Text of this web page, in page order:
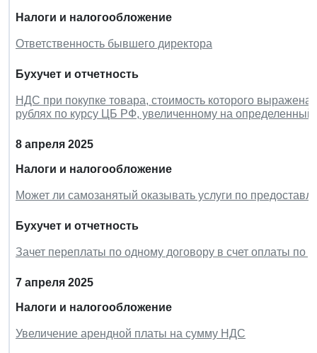
Налоги и налогообложение
Ответственность бывшего директора
Бухучет и отчетность
НДС при покупке товара, стоимость которого
рублях по курсу ЦБ РФ, увеличенному на определенный
8 апреля 2025
Налоги и налогообложение
Может ли самозанятый оказывать услуги по
Бухучет и отчетность
Зачет переплаты по одному договору в счет оплаты по
7 апреля 2025
Налоги и налогообложение
Увеличение арендной платы на сумму НДС